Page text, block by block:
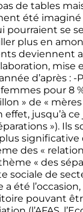
de tables
été imaginé
pourraient se
plus en
deviennent
mise
d’après : -
pour 8
» de « mères
jusqu’à ce
»). Ils
significative
des «
« des
sociale de
été
pouvant